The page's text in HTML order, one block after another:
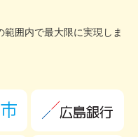
囲内で最大限に実現しま